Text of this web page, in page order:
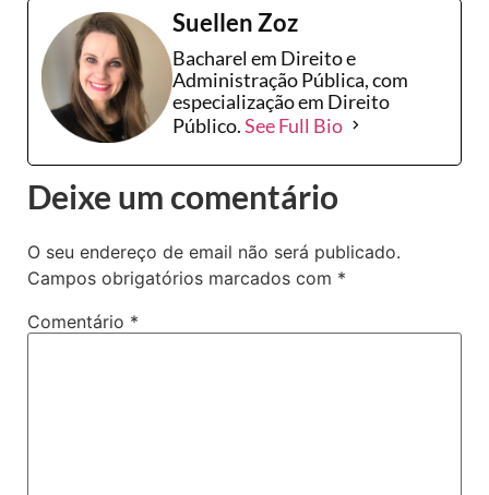
Suellen Zoz
Bacharel em Direito e
Administração Pública, com
especialização em Direito
Público.See Full Bio
Deixe um comentário
O seu endereço de email não será publicado.
Campos obrigatórios marcados com *
Comentário *